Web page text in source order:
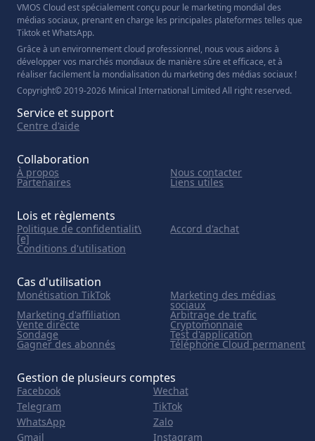
VMOS Cloud est spécialement conçu pour le marketing mondial des
médias sociaux, prenant en charge les principales plateformes telles que
Tiktok et WhatsApp.
Grâce à un environnement cloud professionnel, nous vous aidons à
développer vos marchés mondiaux de manière sûre et efficace, et à
réaliser facilement la mondialisation du marketing des médias sociaux !
Copyright© 2019-2026 Minical International Limited All right reserved.
Service et support
Centre d'aide
Collaboration
À propos Nous contacter
Partenaires Liens utiles
Lois et règlements
Politique de confidentialit\
[e]
Accord d'achat
Conditions d'utilisation
Cas d'utilisation
Monétisation TikTok Marketing des médias
sociaux
Marketing d'affiliation Arbitrage de trafic
Vente directe Cryptomonnaie
Sondage Test d'application
Gagner des abonnés Téléphone Cloud permanent
Gestion de plusieurs comptes
Facebook
Wechat
Telegram
TikTok
WhatsApp
Zalo
Gmail
Instagram